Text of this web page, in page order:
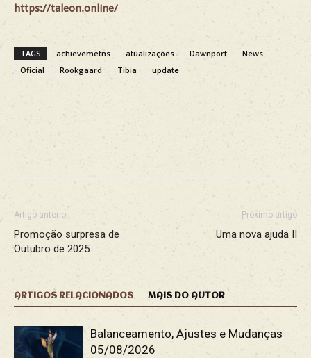
https://taleon.online/
TAGS achievemetns atualizações Dawnport
News
Oficial
Rookgaard Tibia update
Facebook WhatsApp
Artigo anterior
Promoção surpresa de
Outubro de 2025
Próximo artigo
Uma nova ajuda II
ARTIGOS RELACIONADOS MAIS DO AUTOR
Balanceamento, Ajustes e Mudanças
05/08/2026